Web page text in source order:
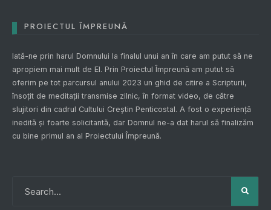
PROIECTUL ÎMPREUNĂ
Iată-ne prin harul Domnului la finalul unui an în care am putut să ne
apropiem mai mult de El. Prin Proiectul Împreună am putut să
oferim pe tot parcursul anului 2023 un ghid de citire a Scripturii,
însoțit de meditații transmise zilnic, în format video, de către
slujitori din cadrul Cultului Creștin Penticostal. A fost o experiență
inedită și foarte solicitantă, dar Domnul ne-a dat harul să finalizăm
cu bine primul an al Proiectului Împreună.